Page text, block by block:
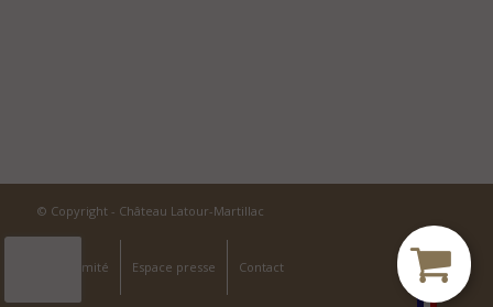
© Copyright - Château Latour-Martillac
À proximité Espace presse Contact